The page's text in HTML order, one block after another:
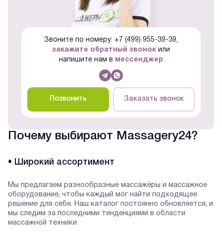
Звоните по номеру: +7 (499) 955-39-39,
закажите обратный звонокили
напишите нам в
мессенджер
Позвонить Заказать звонок
Почему выбирают Massagery24?
• Широкий ассортимент
Мы предлагаем разнообразные массажёры и массажное
оборудование, чтобы каждый мог найти подходящее
решение для себя. Наш каталог постоянно обновляется, и
мы следим за последними тенденциями в области
массажной техники.